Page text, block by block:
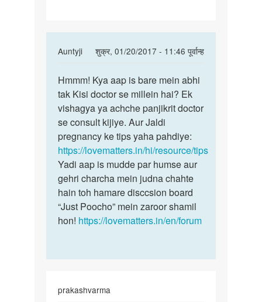
Auntyji
शुक्र, 01/20/2017 - 11:46 पूर्वान्ह
In
to
Antyji
by
Gudiiya
Hmmm!
Kya
aap
is
bare
mein
Hmmm! Kya aap is bare mein abhi
tak Kisi doctor se millein hai? Ek
vishagya ya achche panjikrit doctor
se consult kijiye. Aur Jaldi
pregnancy ke tips yaha pahdiye:
https://lovematters.in/hi/resource/tips
Yadi aap is mudde par humse aur
gehri charcha mein judna chahte
hain toh hamare disccsion board
“Just Poocho” mein zaroor shamil
hon! https://lovematters.in/en/forum
prakashvarma